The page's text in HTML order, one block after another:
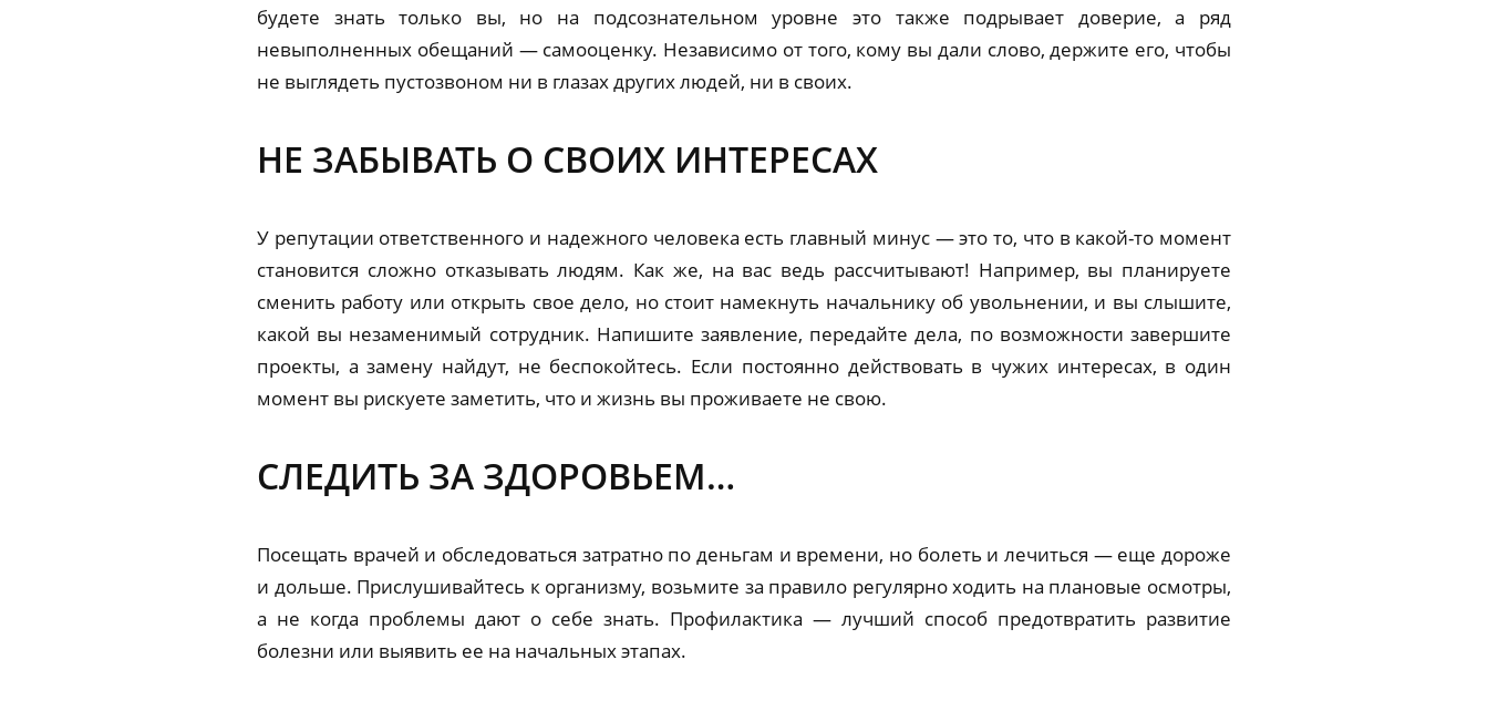
будете знать только вы, но на подсознательном уровне это также подрывает доверие, а ряд
невыполненных обещаний — самооценку. Независимо от того, кому вы дали слово, держите его, чтобы
не выглядеть пустозвоном ни в глазах других людей, ни в своих.
НЕ ЗАБЫВАТЬ О СВОИХ ИНТЕРЕСАХ
У репутации ответственного и надежного человека есть главный минус — это то, что в какой-то момент
становится сложно отказывать людям. Как же, на вас ведь рассчитывают! Например, вы планируете
сменить работу или открыть свое дело, но стоит намекнуть начальнику об увольнении, и вы слышите,
какой вы незаменимый сотрудник. Напишите заявление, передайте дела, по возможности завершите
проекты, а замену найдут, не беспокойтесь. Если постоянно действовать в чужих интересах, в один
момент вы рискуете заметить, что и жизнь вы проживаете не свою.
СЛЕДИТЬ ЗА ЗДОРОВЬЕМ…
Посещать врачей и обследоваться затратно по деньгам и времени, но болеть и лечиться — еще дороже
и дольше. Прислушивайтесь к организму, возьмите за правило регулярно ходить на плановые осмотры,
а не когда проблемы дают о себе знать. Профилактика — лучший способ предотвратить развитие
болезни или выявить ее на начальных этапах.